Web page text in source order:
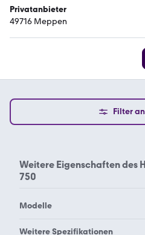
Privatanbieter
49716 Meppen
Filter
Weitere Eigenschaften des
750
Modelle
Honda ADV350
Weitere Spezifikationen